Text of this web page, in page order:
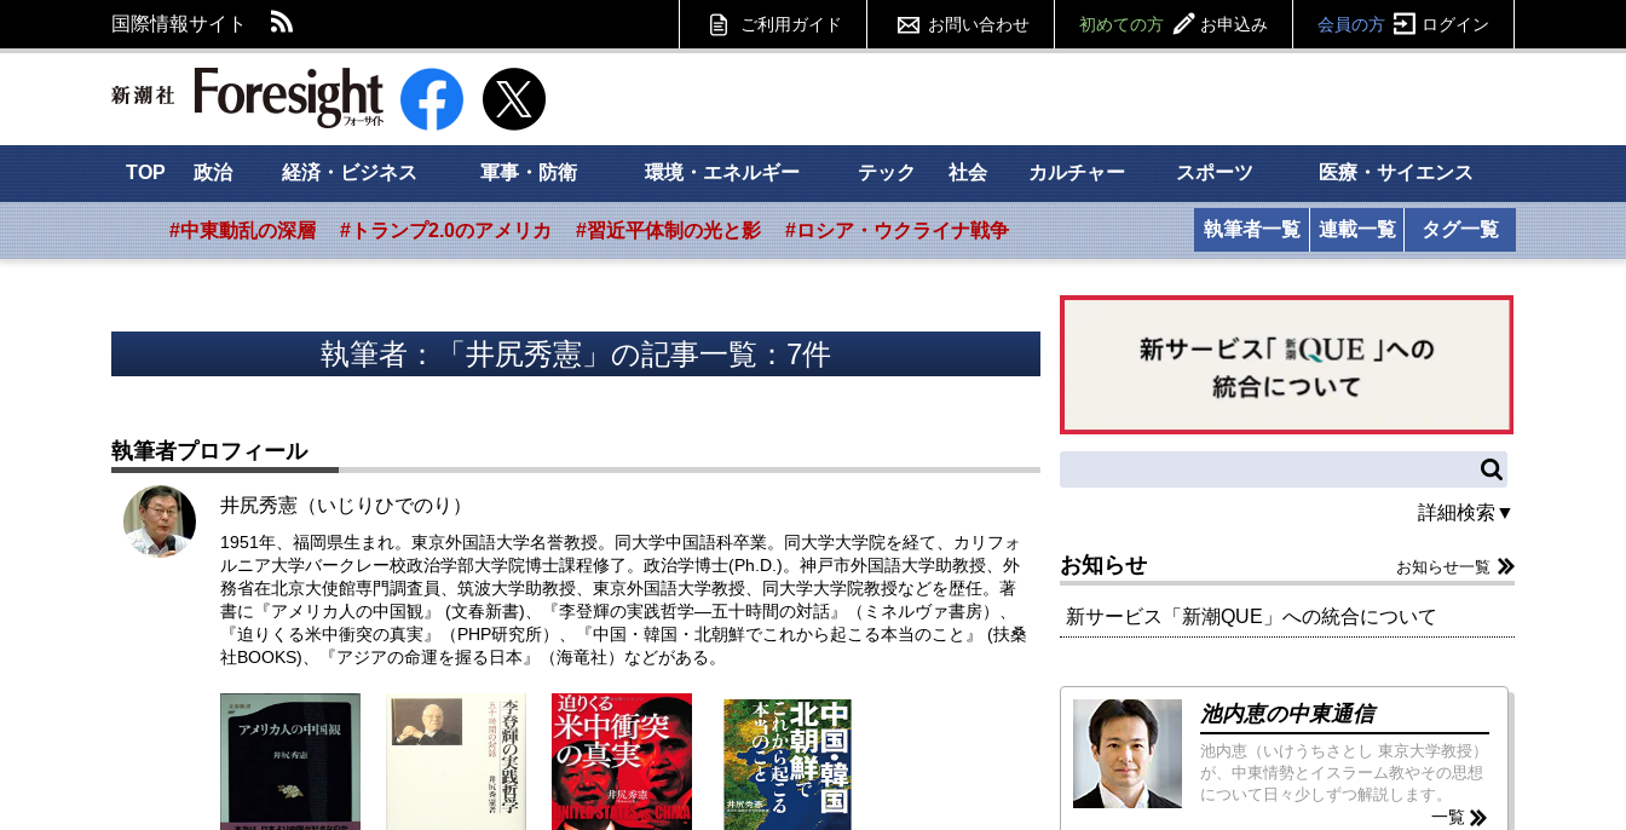
国際情報サイト ご利用ガイド お問い合わせ 初めての方 お申込み 会員の方 ログイン
新潮社 Foresight フォーサイト
TOP 政治 経済・ビジネス 軍事・防衛 環境・エネルギー テック 社会 カルチャー スポーツ 医療・サイエンス
#中東動乱の深層 #トランプ2.0のアメリカ #習近平体制の光と影 #ロシア・ウクライナ戦争 執筆者一覧 連載一覧 タグ一覧
執筆者：「井尻秀憲」の記事一覧：7件
執筆者プロフィール
井尻秀憲（いじりひでのり）
1951年、福岡県生まれ。東京外国語大学名誉教授。同大学中国語科卒業。同大学大学院を経て、カリフォ
ルニア大学バークレー校政治学部大学院博士課程修了。政治学博士(Ph.D.)。神戸市外国語大学助教授、外
務省在北京大使館専門調査員、筑波大学助教授、東京外国語大学教授、同大学大学院教授などを歴任。著
書に『アメリカ人の中国観』 (文春新書)、『李登輝の実践哲学―五十時間の対話』（ミネルヴァ書房）、
『迫りくる米中衝突の真実』（PHP研究所）、『中国・韓国・北朝鮮でこれから起こる本当のこと』 (扶桑
社BOOKS)、『アジアの命運を握る日本』（海竜社）などがある。
詳細検索▼
お知らせ お知らせ一覧
新サービス「新潮QUE」への統合について
池内恵の中東通信
池内恵（いけうちさとし 東京大学教授）
が、中東情勢とイスラーム教やその思想
について日々少しずつ解説します。
一覧